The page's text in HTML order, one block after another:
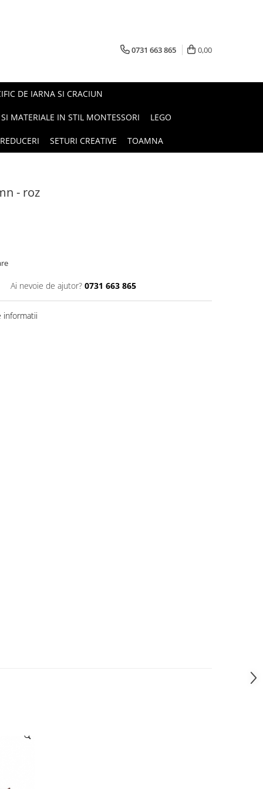
0731 663 865 0,00
DE IARNA SI CRACIUN
MATERIALE IN STIL MONTESSORI LEGO
REDUCERI SETURI CREATIVE TOAMNA
- roz
Ai nevoie de ajutor? 0731 663 865
informatii